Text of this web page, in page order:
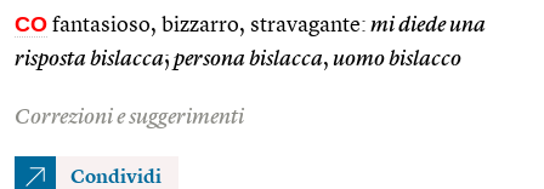
CO fantasioso, bizzarro, stravagante: mi diede una
risposta bislacca; persona bislacca, uomo bislacco
Correzioni e suggerimenti
Condividi